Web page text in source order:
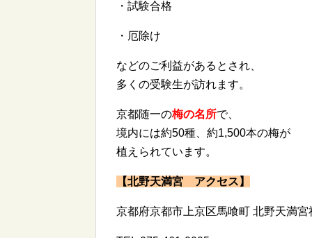
・試験合格
・厄除け
などのご利益があるとされ、
多くの受験生が訪れます。
京都随一の梅の名所で、
境内には約50種、約1,500本の梅が
植えられています。
【北野天満宮 アクセス】
京都府京都市上京区馬喰町 北野天満宮